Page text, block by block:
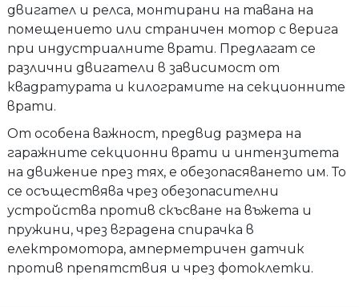
двигател и релса, монтирани на тавана на
помещението или страничен мотор с верига
при индустриалните врати. Предлагат се
различни двигатели в зависимост от
квадратурата и килограмите на секционните
врати.
От особена важност, предвид размера на
гаражните секционни врати и интензитета
на движение през тях, е обезопасяването им. То
се осъществява чрез обезопасителни
устройства против скъсване на въжета и
пружини, чрез вградена спирачка в
електромотора, амперметричен датчик
против препятствия и чрез фотоклетки.